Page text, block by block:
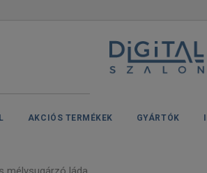
AKCIÓS TERMÉKEK GYÁRTÓK